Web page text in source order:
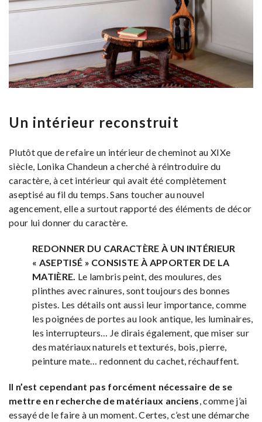
Un intérieur reconstruit
Plutôt que de refaire un intérieur de cheminot au XIXe
siècle, Lonika Chandeun a cherché à réintroduire du
caractère, à cet intérieur qui avait été complètement
aseptisé au fil du temps. Sans toucher au nouvel
agencement, elle a surtout rapporté des éléments de décor
pour lui donner du caractère.
REDONNER DU CARACTÈRE À UN INTÉRIEUR
« ASEPTISÉ » CONSISTE À APPORTER DE LA
MATIÈRE. Le lambris peint, des moulures, des
plinthes avec rainures, sont toujours des bonnes
pistes. Les détails ont aussi leur importance, comme
les poignées de portes au look antique, les luminaires,
les interrupteurs… Je dirais également, que miser sur
des matériaux naturels et texturés, bois, pierre,
peinture mate… redonnent du cachet, réchauffent.
Il n’est cependant pas forcément nécessaire de se
mettre en recherche de matériaux anciens , comme j’ai
essayé de le faire à un moment. Certes, c’est une démarche